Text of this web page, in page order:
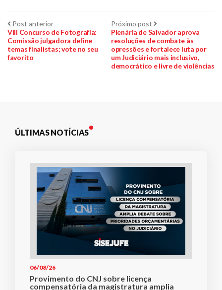
Navegação
de
Post
Post anteriorPost
anterior:
VIII Concurso de Fotografia:
Comissão julgadora define
temas finalistas; vote no seu
favorito
Próximo post Próximo
post:
Plenária de Salvador aprova
resoluções de combate às
opressões e fortalece luta por
um Judiciário mais inclusivo,
democrático e livre de violências
ÚLTIMAS NOTÍCIAS
06/08/26
Provimento do CNJ sobre licença
compensatória da magistratura amplia